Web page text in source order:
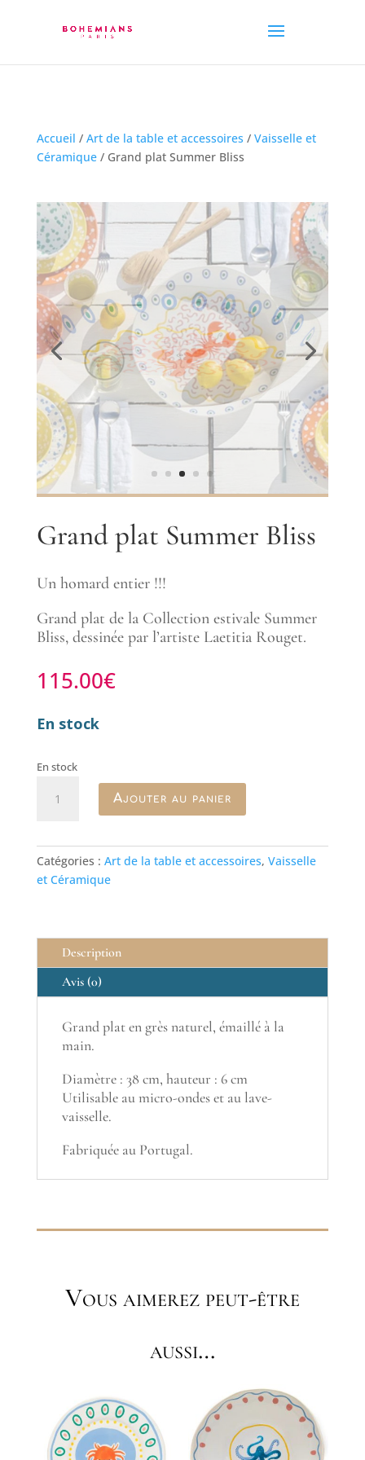
Accueil / Art de la table et accessoires / Vaisselle et
Céramique/ Grand plat Summer Bliss
Grand plat Summer Bliss
Un homard entier !!!
Grand plat de la Collection estivale Summer
Bliss, dessinée par l’artiste Laetitia Rouget.
115.00€
En stock
En stock
Summer
Bliss
Ajouter au panier
Catégories : Art de la table et accessoires, Vaisselle
et Céramique
Description
Avis (0)
Grand plat en grès naturel, émaillé à la
main.
Diamètre : 38 cm, hauteur : 6 cm
Utilisable au micro-ondes et au lave-
vaisselle.
Fabriquée au Portugal.
Vous aimerez peut-être
aussi…